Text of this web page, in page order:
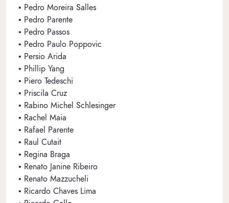
• Pedro Moreira Salles
• Pedro Parente
• Pedro Passos
• Pedro Paulo Poppovic
• Persio Arida
• Phillip Yang
• Piero Tedeschi
• Priscila Cruz
• Rabino Michel Schlesinger
• Rachel Maia
• Rafael Parente
• Raul Cutait
• Regina Braga
• Renato Janine Ribeiro
• Renato Mazzucheli
• Ricardo Chaves Lima